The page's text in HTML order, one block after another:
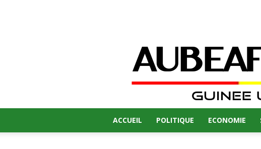
ACCUEIL POLITIQUE ECONOMIE